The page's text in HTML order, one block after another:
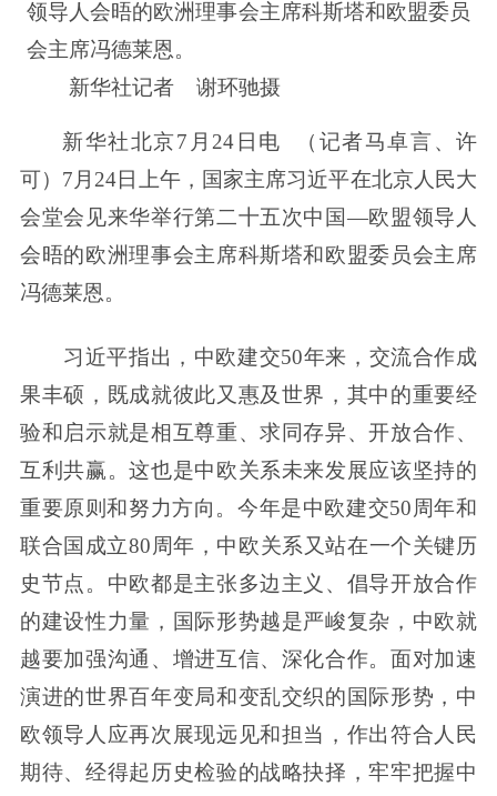
领导人会晤的欧洲理事会主席科斯塔和欧盟委员
会主席冯德莱恩。
新华社记者 谢环驰摄
新华社北京7月24日电 （记者马卓言、许
可）7月24日上午，国家主席习近平在北京人民大
会堂会见来华举行第二十五次中国—欧盟领导人
会晤的欧洲理事会主席科斯塔和欧盟委员会主席
冯德莱恩。
习近平指出，中欧建交50年来，交流合作成
果丰硕，既成就彼此又惠及世界，其中的重要经
验和启示就是相互尊重、求同存异、开放合作、
互利共赢。这也是中欧关系未来发展应该坚持的
重要原则和努力方向。今年是中欧建交50周年和
联合国成立80周年，中欧关系又站在一个关键历
史节点。中欧都是主张多边主义、倡导开放合作
的建设性力量，国际形势越是严峻复杂，中欧就
越要加强沟通、增进互信、深化合作。面对加速
演进的世界百年变局和变乱交织的国际形势，中
欧领导人应再次展现远见和担当，作出符合人民
期待、经得起历史检验的战略抉择，牢牢把握中